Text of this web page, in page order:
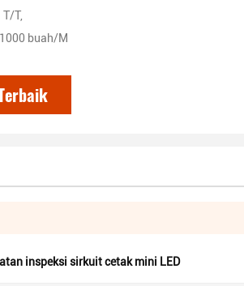
T,
buah/M
inspeksi sirkuit cetak mini LED